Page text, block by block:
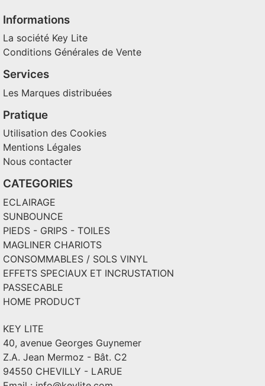
Informations
La société Key Lite
Conditions Générales de Vente
Services
Les Marques distribuées
Pratique
Utilisation des Cookies
Mentions Légales
Nous contacter
CATEGORIES
ECLAIRAGE
SUNBOUNCE
PIEDS - GRIPS - TOILES
MAGLINER CHARIOTS
CONSOMMABLES / SOLS VINYL
EFFETS SPECIAUX ET INCRUSTATION
PASSECABLE
HOME PRODUCT
KEY LITE
40, avenue Georges Guynemer
Z.A. Jean Mermoz - Bât. C2
94550 CHEVILLY - LARUE